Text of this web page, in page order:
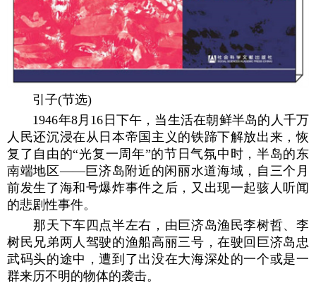
引子(节选)
1946年8月16日下午，当生活在朝鲜半岛的人千万
人民还沉浸在从日本帝国主义的铁蹄下解放出来，恢
复了自由的“光复一周年”的节日气氛中时，半岛的东
南端地区——巨济岛附近的闲丽水道海域，自三个月
前发生了海和号爆炸事件之后，又出现一起骇人听闻
的悲剧性事件。
那天下车四点半左右，由巨济岛渔民李树哲、李
树民兄弟两人驾驶的渔船高丽三号，在驶回巨济岛忠
武码头的途中，遭到了出没在大海深处的一个或是一
群来历不明的物体的袭击。